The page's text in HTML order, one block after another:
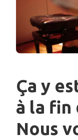
Ça y
à la fin
Nous